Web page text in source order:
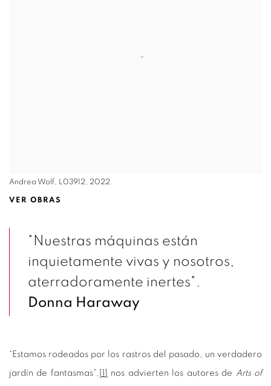
Andrea Wolf, L03912, 2022.
VER OBRAS
"Nuestras máquinas están
inquietamente vivas y nosotros,
aterradoramente inertes".
Donna Haraway
“Estamos rodeados por los rastros del pasado, un verdadero
jardín de fantasmas”, nos advierten los autores de Arts of